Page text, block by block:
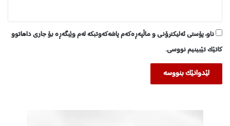
ناو، پۆستی ئەلیکترۆنی و ماڵپەڕەکەم پاشەکەوتبکە لەم وێبگەڕە بۆ جاری داهاتوو
کاتێک تێبینیم نووسی.